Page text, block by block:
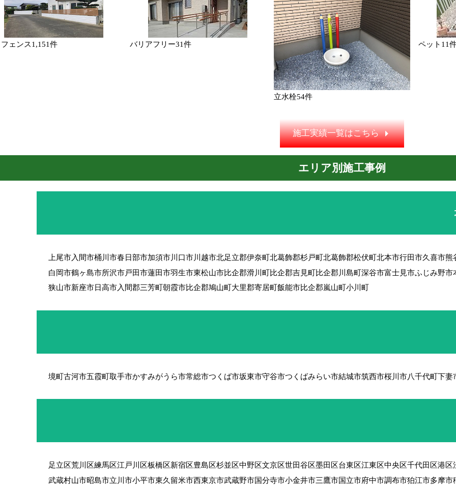
ェンス1,151件 バリアフリー31件
立水栓54件
ペット 11
施工実績一覧はこちら
エリア別施工事例
上尾市入間市桶川市春日部市加須市川口市川越市北足立郡伊奈町北葛飾郡杉戸町北葛飾郡松伏町北本市行田市久喜市熊
白岡市鶴ヶ島市所沢市戸田市蓮田市羽生市東松山市比企郡滑川町比企郡吉見町比企郡川島町深谷市富士見市ふじみ野市
狭山市新座市日高市入間郡三芳町朝霞市比企郡鳩山町大里郡寄居町飯能市比企郡嵐山町小川町
境町古河市五霞町取手市かすみがうら市常総市つくば市坂東市守谷市つくばみらい市結城市筑西市桜川市八千代町下妻
足立区荒川区練馬区江戸川区板橋区新宿区豊島区杉並区中野区文京区世田谷区墨田区台東区江東区中央区千代田区港区
武蔵村山市昭島市立川市小平市東久留米市西東京市武蔵野市国分寺市小金井市三鷹市国立市府中市調布市狛江市多摩市